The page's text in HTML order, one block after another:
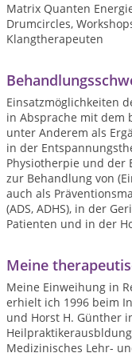
Matrix Quanten
Drumcircles,
Klangtherapeuten
Einsatzmöglichkeiten
in Absprache mit dem
unter Anderem als
in der
Physiotherpie und der
zur Behandlung von
auch als
(ADS, ADHS), in der
Patienten und in der
Meine
Meine Einweihung in
erhielt ich 1996 beim
und Horst H. Günther
Medizinisches Lehr-